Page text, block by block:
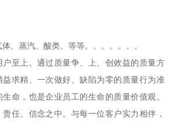
、蒸汽、酸类。等等。。。。。。。
至上。通过质量争、上、创效益的质量方
求精、一次做好、缺陷为零的质量行为准
命，也是企业员工的生命的质量价值观。
任、信念之中。与每一位客户实力相伴，